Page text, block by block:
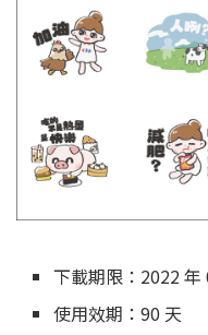
下載期限：2022 年
使用效期：90 天